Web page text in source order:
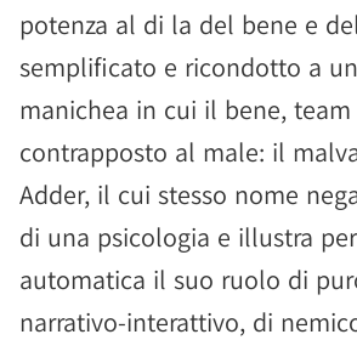
potenza al di la del bene e
semplificato e ricondotto a
manichea in cui il bene,
contrapposto al male: il
Adder, il cui stesso nome
di una psicologia e illustra
automatica il suo ruolo di
narrativo-interattivo, di